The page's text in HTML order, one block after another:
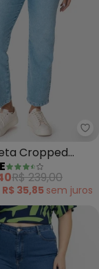
Calça Wide
Cropped
Claro)
R$ 239,00
R$ 35,85 sem juros